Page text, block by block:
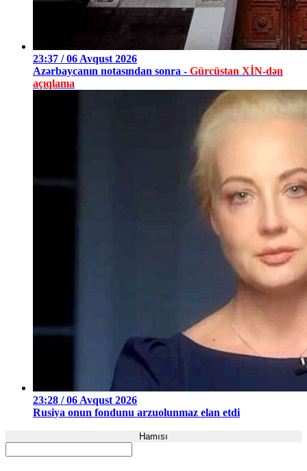
23:37 / 06 Avqust 2026
Azərbaycanın notasından sonra - Gürcüstan XİN-dən
açıqlama
23:28 / 06 Avqust 2026
Rusiya onun fondunu arzuolunmaz elan etdi
Hamısı